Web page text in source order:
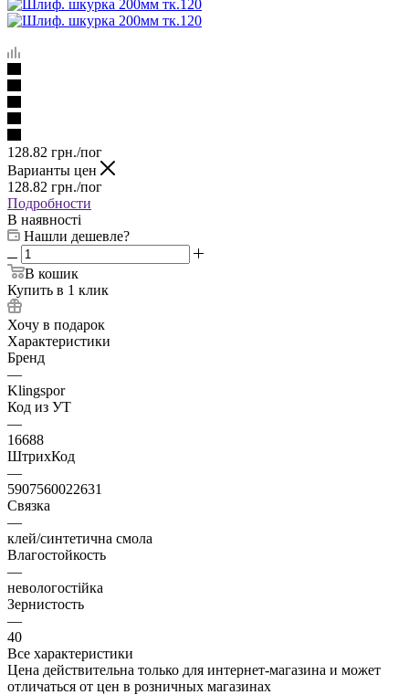
128.82 грн./пог
Варианты цен
128.82 грн./пог
Подробности
В наявності
Нашли дешевле?
В кошик
Купить в 1 клик
Хочу в подарок
Характеристики
Бренд
—
Klingspor
Код из УТ
—
16688
ШтрихКод
—
5907560022631
Связка
—
клей/синтетична смола
Влагостойкость
—
невологостійка
Зернистость
—
40
Все характеристики
Цена действительна только для интернет-магазина и может
отличаться от цен в розничных магазинах